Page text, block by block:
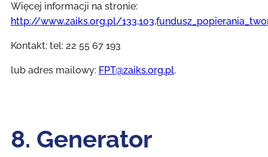
Więcej informacji na stronie:
http://www.zaiks.org.pl/
Kontakt: tel: 22 55 67 193
lub adres mailowy: FPT@zaiks.org.pl.
8. Generator